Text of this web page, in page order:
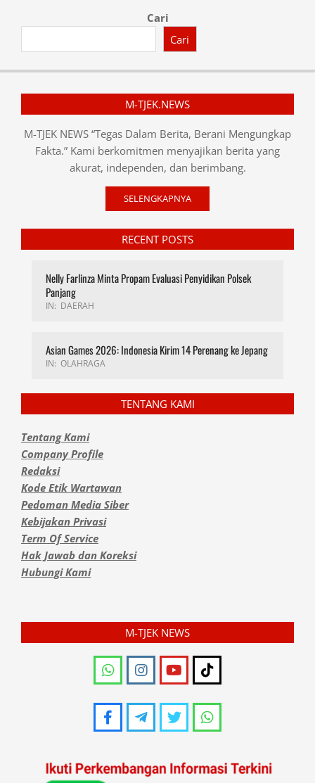
Cari
Cari
M-TJEK.NEWS
M-TJEK NEWS “Tegas Dalam Berita, Berani Mengungkap
Fakta.” Kami berkomitmen menyajikan berita yang
akurat, independen, dan berimbang.
SELENGKAPNYA
RECENT POSTS
Nelly Farlinza Minta Propam Evaluasi Penyidikan Polsek
Panjang
IN: DAERAH
Asian Games 2026: Indonesia Kirim 14 Perenang ke Jepang
IN: OLAHRAGA
TENTANG KAMI
Tentang Kami
Company Profile
Redaksi
Kode Etik Wartawan
Pedoman Media Siber
Kebijakan Privasi
Term Of Service
Hak Jawab dan Koreksi
Hubungi Kami
M-TJEK NEWS